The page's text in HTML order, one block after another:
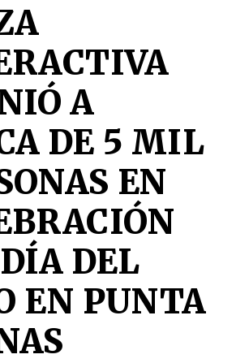
A
DE 5 MIL
EN
DEL
EN PUNTA